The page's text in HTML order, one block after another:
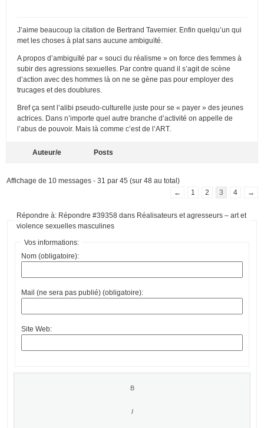
J’aime beaucoup la citation de Bertrand Tavernier. Enfin quelqu’un qui
met les choses à plat sans aucune ambiguïté.
A propos d’ambiguïté par « souci du réalisme » on force des femmes à
subir des agressions sexuelles. Par contre quand il s’agit de scène
d’action avec des hommes là on ne se gène pas pour employer des
trucages et des doublures.
Bref ça sent l’alibi pseudo-culturelle juste pour se « payer » des jeunes
actrices. Dans n’importe quel autre branche d’activité on appelle de
l’abus de pouvoir. Mais là comme c’est de l’ART.
Auteur/e Posts
Affichage de 10 messages - 31 par 45 (sur 48 au total)
←
1 2 3 4 →
Répondre à: Répondre #39358 dans Réalisateurs et agresseurs – art et
violence sexuelles masculines
Vos informations:
Nom (obligatoire):
Mail (ne sera pas publié) (obligatoire):
Site Web: